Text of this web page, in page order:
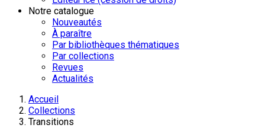
Notre catalogue
Nouveautés
À paraître
Par bibliothèques thématiques
Par collections
Revues
Actualités
Accueil
Collections
Transitions